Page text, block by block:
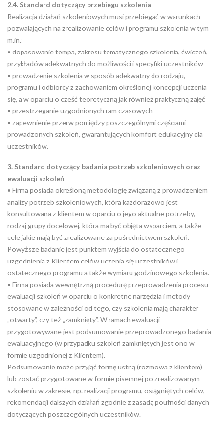
2.4. Standard dotyczący przebiegu szkolenia
Realizacja działań szkoleniowych musi przebiegać w warunkach
pozwalających na zrealizowanie celów i programu szkolenia w tym
m.in.:
• dopasowanie tempa, zakresu tematycznego szkolenia, ćwiczeń,
przykładów adekwatnych do możliwości i specyfiki uczestników
• prowadzenie szkolenia w sposób adekwatny do rodzaju,
programu i odbiorcy z zachowaniem określonej koncepcji uczenia
się, a w oparciu o cześć teoretyczną jak również praktyczną zajęć
• przestrzeganie uzgodnionych ram czasowych
• zapewnienie przerw pomiędzy poszczególnymi częściami
prowadzonych szkoleń, gwarantujących komfort edukacyjny dla
uczestników.
3. Standard dotyczący badania potrzeb szkoleniowych oraz
ewaluacji szkoleń
• Firma posiada określoną metodologię związaną z prowadzeniem
analizy potrzeb szkoleniowych, która każdorazowo jest
konsultowana z klientem w oparciu o jego aktualne potrzeby,
rodzaj grupy docelowej, która ma być objęta wsparciem, a także
cele jakie mają być zrealizowane za pośrednictwem szkoleń.
Powyższe badanie jest punktem wyjścia do ostatecznego
uzgodnienia z Klientem celów uczenia się uczestników i
ostatecznego programu a także wymiaru godzinowego szkolenia.
• Firma posiada wewnętrzną procedurę przeprowadzenia procesu
ewaluacji szkoleń w oparciu o konkretne narzędzia i metody
stosowane w zależności od tego, czy szkolenia mają charakter
„otwarty”, czy też „zamknięty”. W ramach ewaluacji
przygotowywane jest podsumowanie przeprowadzonego badania
ewaluacyjnego (w przypadku szkoleń zamkniętych jest ono w
formie uzgodnionej z Klientem).
Podsumowanie może przyjąć formę ustną (rozmowa z klientem)
lub zostać przygotowane w formie pisemnej po zrealizowanym
szkoleniu w zakresie, np. realizacji programu, osiągniętych celów,
rekomendacji dalszych działań zgodnie z zasadą poufności danych
dotyczących poszczególnych uczestników.